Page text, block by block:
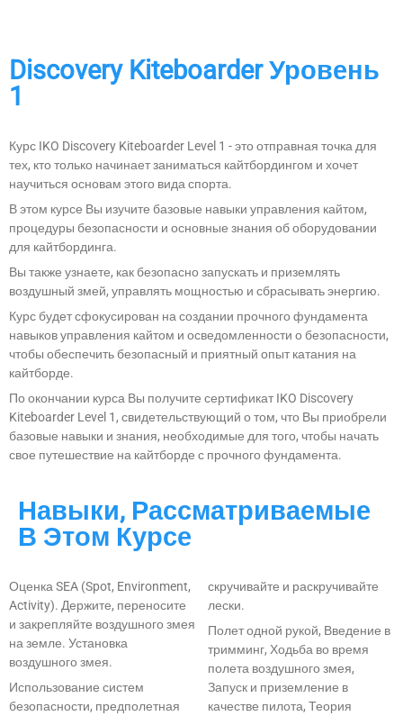
Discovery Kiteboarder Уровень
1
Курс IKO Discovery Kiteboarder Level 1 - это отправная точка для
тех, кто только начинает заниматься кайтбордингом и хочет
научиться основам этого вида спорта.
В этом курсе Вы изучите базовые навыки управления кайтом,
процедуры безопасности и основные знания об оборудовании
для кайтбординга.
Вы также узнаете, как безопасно запускать и приземлять
воздушный змей, управлять мощностью и сбрасывать энергию.
Курс будет сфокусирован на создании прочного фундамента
навыков управления кайтом и осведомленности о безопасности,
чтобы обеспечить безопасный и приятный опыт катания на
кайтборде.
По окончании курса Вы получите сертификат IKO Discovery
Kiteboarder Level 1, свидетельствующий о том, что Вы приобрели
базовые навыки и знания, необходимые для того, чтобы начать
свое путешествие на кайтборде с прочного фундамента.
Навыки, Рассматриваемые
В Этом Курсе
Оценка SEA (Spot, Environment,
Activity). Держите, переносите
и закрепляйте воздушного змея
на земле. Установка
воздушного змея.
Использование систем
безопасности, предполетная
скручивайте и раскручивайте
лески.
Полет одной рукой, Введение в
тримминг, Ходьба во время
полета воздушного змея,
Запуск и приземление в
качестве пилота, Теория